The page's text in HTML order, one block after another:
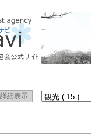
詳細表示